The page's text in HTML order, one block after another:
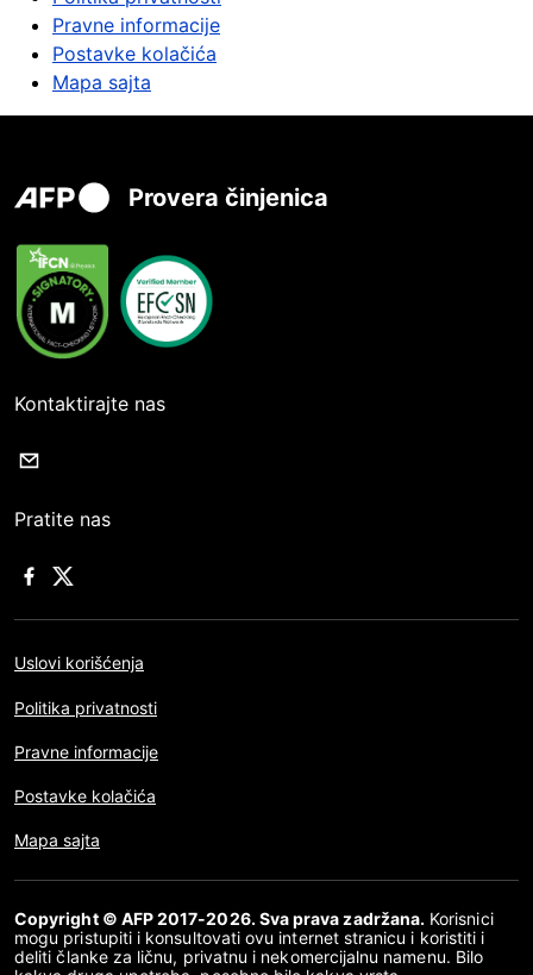
Pravne informacije
Postavke kolačića
Mapa sajta
Provera činjenica
Kontaktirajte nas
Pratite nas
Uslovi korišćenja
Politika privatnosti
Pravne informacije
Postavke kolačića
Mapa sajta
Copyright © AFP 2017-2026. Sva prava zadržana. Korisnici
mogu pristupiti i konsultovati ovu internet stranicu i koristiti i
deliti članke za ličnu, privatnu i nekomercijalnu namenu. Bilo